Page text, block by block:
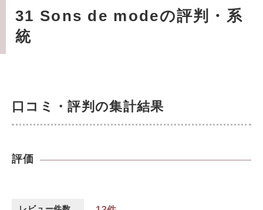
31 Sons de modeの評判・系
統
口コミ・評判の集計結果
評価